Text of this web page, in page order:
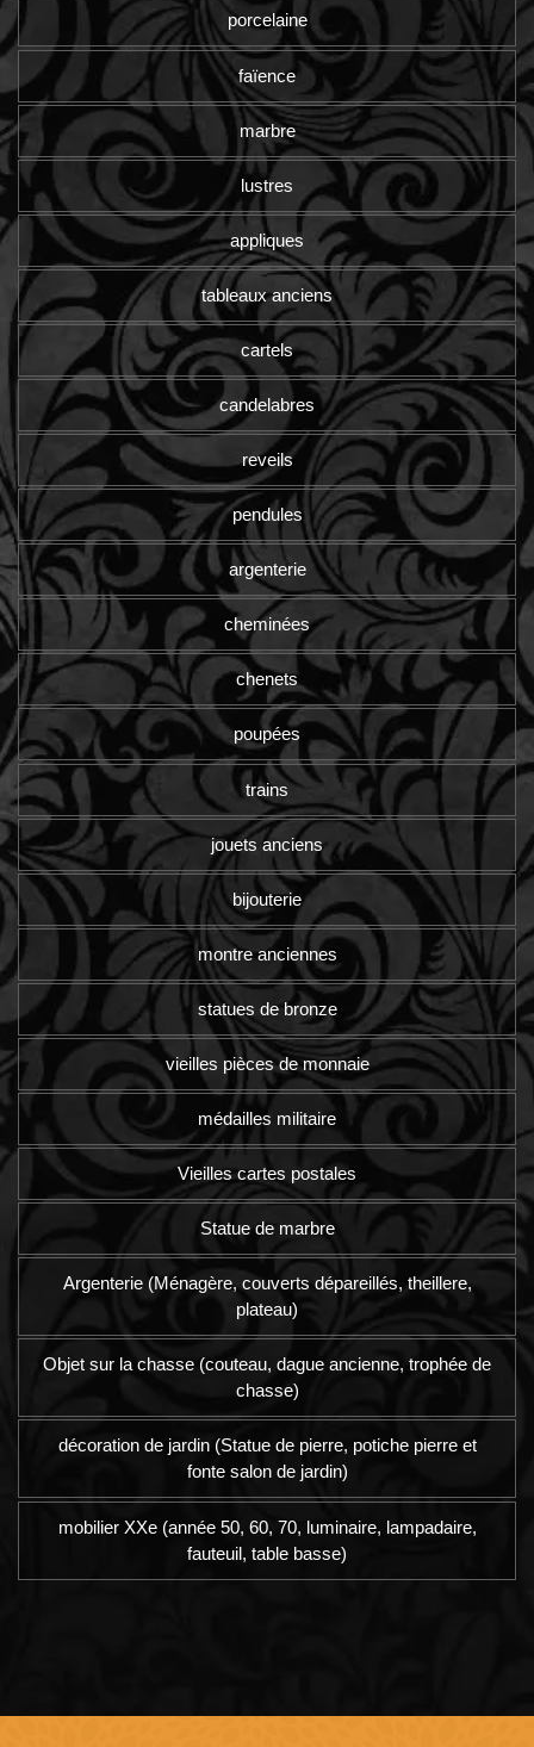
porcelaine
faïence
marbre
lustres
appliques
tableaux anciens
cartels
candelabres
reveils
pendules
argenterie
cheminées
chenets
poupées
trains
jouets anciens
bijouterie
montre anciennes
statues de bronze
vieilles pièces de monnaie
médailles militaire
Vieilles cartes postales
Statue de marbre
Argenterie (Ménagère, couverts dépareillés, theillere,
plateau)
Objet sur la chasse (couteau, dague ancienne, trophée de
chasse)
décoration de jardin (Statue de pierre, potiche pierre et
fonte salon de jardin)
mobilier XXe (année 50, 60, 70, luminaire, lampadaire,
fauteuil, table basse)